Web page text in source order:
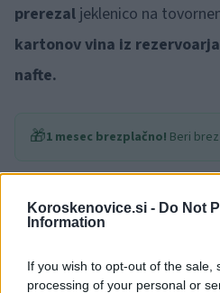
Koroskenovice.si - Do Not
Information
If you wish to opt-out of the sale,
processing of your personal or
prerezal jeklenico na
kartonov vina iz
nafte.
🎁1 mesec brezplačno! Beri
Tatvino okoli 400 l goriva iz
vozila so včeraj obravnavali
Celju.